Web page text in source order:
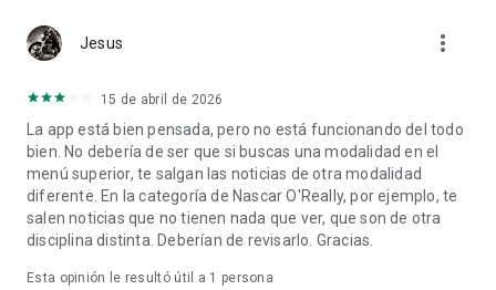
tecnología y nuestra cartera de marcas para diferenciar
nuestros servicios, contenido exclusivo y productos.
el mundo.
Contenido digital, eventos en directo, merchandising, gaming,
redes sociales y nuestra propia herramienta de compraventa
de automóviles para satisfacer a todos los apasionados del
mundo del motor. Somos una compañía de tecnología y de
medios digitales a nivel mundial y tu puerta de acceso al
mundo de los coches y los deportes de motor.
https://lat.motorsport.com/info/copyright/
Jesus more_vert
15 de abril de 2026
La app está bien pensada, pero no está funcionando del todo
bien. No debería de ser que si buscas una modalidad en el
menú superior, te salgan las noticias de otra modalidad
diferente. En la categoría de Nascar O'Really, por ejemplo, te
salen noticias que no tienen nada que ver, que son de otra
disciplina distinta. Deberían de revisarlo. Gracias.
Esta opinión le resultó útil a 1 persona